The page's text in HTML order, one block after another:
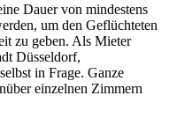
Dauer von mindestens
um den Geflüchteten
zu geben. Als Mieter
Düsseldorf,
in Frage. Ganze
einzelnen Zimmern